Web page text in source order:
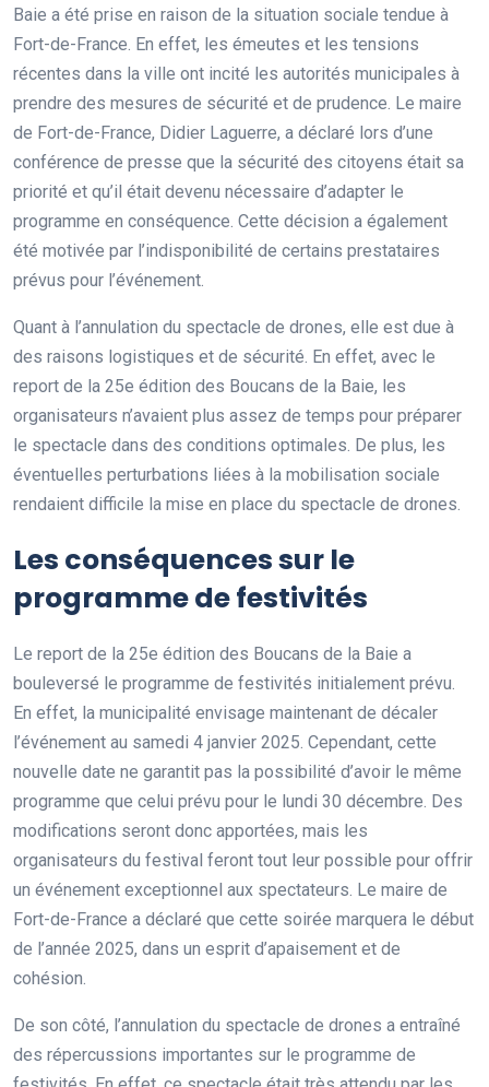
Baie a été prise en raison de la situation sociale tendue à
Fort-de-France. En effet, les émeutes et les tensions
récentes dans la ville ont incité les autorités municipales à
prendre des mesures de sécurité et de prudence. Le maire
de Fort-de-France, Didier Laguerre, a déclaré lors d’une
conférence de presse que la sécurité des citoyens était sa
priorité et qu’il était devenu nécessaire d’adapter le
programme en conséquence. Cette décision a également
été motivée par l’indisponibilité de certains prestataires
prévus pour l’événement.
Quant à l’annulation du spectacle de drones, elle est due à
des raisons logistiques et de sécurité. En effet, avec le
report de la 25e édition des Boucans de la Baie, les
organisateurs n’avaient plus assez de temps pour préparer
le spectacle dans des conditions optimales. De plus, les
éventuelles perturbations liées à la mobilisation sociale
rendaient difficile la mise en place du spectacle de drones.
Les conséquences sur le
programme de festivités
Le report de la 25e édition des Boucans de la Baie a
bouleversé le programme de festivités initialement prévu.
En effet, la municipalité envisage maintenant de décaler
l’événement au samedi 4 janvier 2025. Cependant, cette
nouvelle date ne garantit pas la possibilité d’avoir le même
programme que celui prévu pour le lundi 30 décembre. Des
modifications seront donc apportées, mais les
organisateurs du festival feront tout leur possible pour offrir
un événement exceptionnel aux spectateurs. Le maire de
Fort-de-France a déclaré que cette soirée marquera le début
de l’année 2025, dans un esprit d’apaisement et de
cohésion.
De son côté, l’annulation du spectacle de drones a entraîné
des répercussions importantes sur le programme de